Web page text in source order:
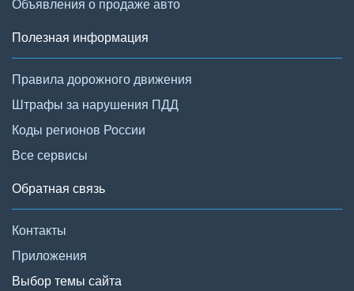
Полезная информация
Правила дорожного движения
Штрафы за нарушения ПДД
Коды регионов России
Все сервисы
Обратная связь
Контакты
Приложения
Выбор темы сайта